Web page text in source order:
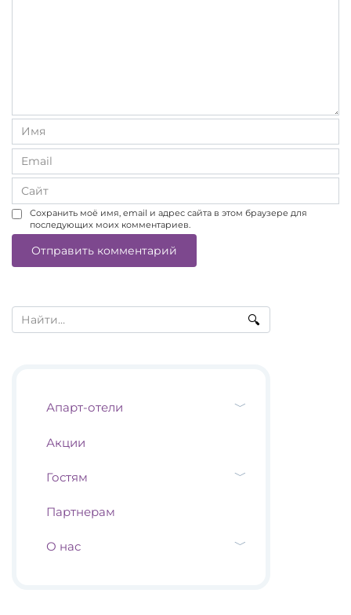
Имя
Email
Сохранить моё имя, email и адрес сайта в этом браузере для
последующих моих комментариев.
Search
for:
Апарт-отели
Акции
Гостям
Партнерам
О нас